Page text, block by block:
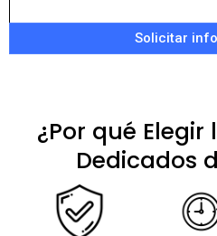
Solicitar
¿Por qué Elegir
Dedicados